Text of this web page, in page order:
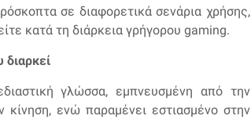
σε διαφορετικά σενάρια χρήσης,
κατά τη διάρκεια γρήγορου gaming.
διαρκεί
γλώσσα, εμπνευσμένη από την
κίνηση, ενώ παραμένει εστιασμένο στην